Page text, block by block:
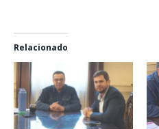
Relacionado